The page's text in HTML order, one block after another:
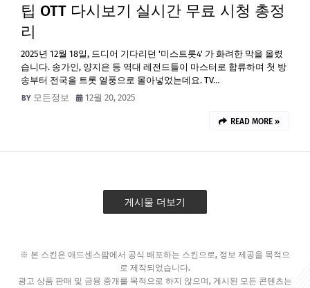
팁 OTT 다시보기 실시간 무료 시청 총정
리
2025년 12월 18일, 드디어 기다리던 '미스트롯4' 가 화려한 막을 올렸
습니다. 송가인, 양지은 등 역대 레전드들이 마스터로 합류하며 첫 방
송부터 전국을 트롯 열풍으로 몰아넣었는데요. TV…
모든정보
12월 20, 2025
READ MORE »
게시물 더보기
※ 본 스킨은 애드센스팜에서 공식 배포하는 스킨으로, 정보 제공을 목적으
로 제작되었습니다.
광고 상품 판매 및 금융 중개를 목적으로 하지 않으며, 게시된 모든 콘텐츠는